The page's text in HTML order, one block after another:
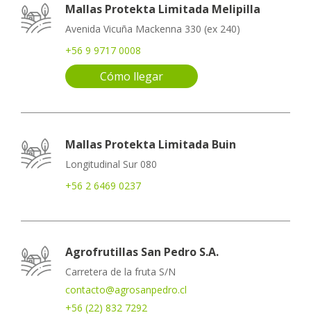
Mallas Protekta Limitada Melipilla
Avenida Vicuña Mackenna 330 (ex 240)
+56 9 9717 0008
Cómo llegar
Mallas Protekta Limitada Buin
Longitudinal Sur 080
+56 2 6469 0237
Agrofrutillas San Pedro S.A.
Carretera de la fruta S/N
contacto@agrosanpedro.cl
+56 (22) 832 7292